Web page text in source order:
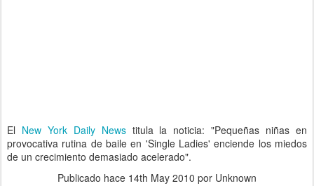
El New York Daily Newstitula la noticia: "Pequeñas niñas en
provocativa rutina de baile en 'Single Ladies' enciende los miedos
de un crecimiento demasiado acelerado".
Publicado hace 14th May 2010 por Unknown